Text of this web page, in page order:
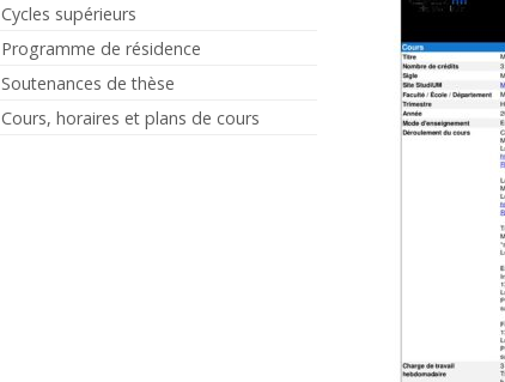
Cycles supérieurs
Programme de résidence
Soutenances de thèse
Cours, horaires et plans de cours